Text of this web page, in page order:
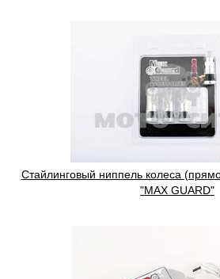
Cтайлинговый ниппель колеса
"MAX GUARD"